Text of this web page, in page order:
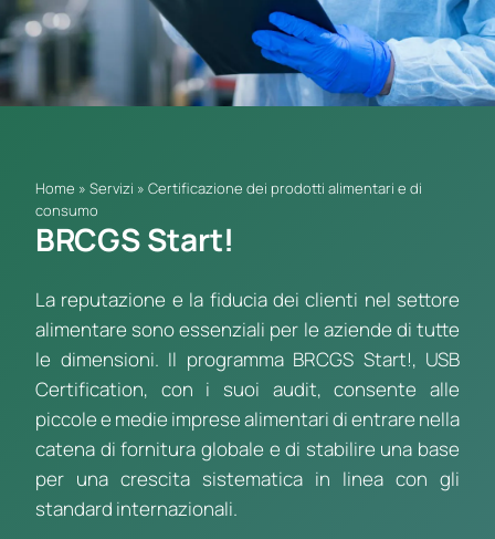
Home » Servizi » Certificazione dei prodotti alimentari e di
consumo
BRCGS Start!
La reputazione e la fiducia dei clienti nel settore
alimentare sono essenziali per le aziende di tutte
le dimensioni. Il programma BRCGS Start!, USB
Certification, con i suoi audit, consente alle
piccole e medie imprese alimentari di entrare nella
catena di fornitura globale e di stabilire una base
per una crescita sistematica in linea con gli
standard internazionali.